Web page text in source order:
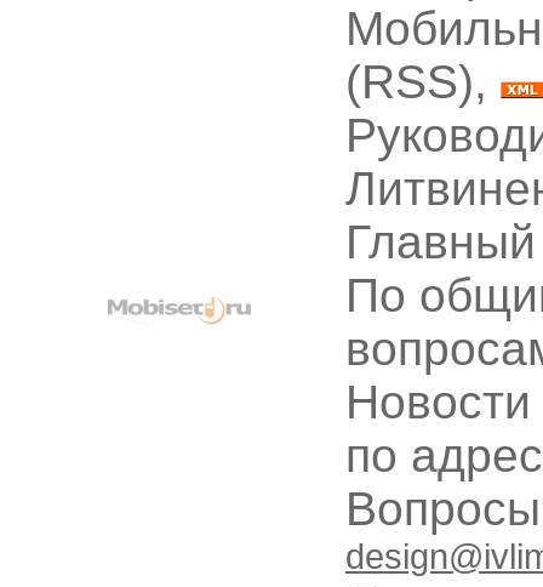
(RSS),
По
по